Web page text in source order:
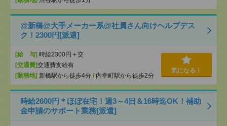
@新橋@大手メーカー系@社員さん向けヘルプデス
ク！2300円[派遣]
[給 与] 時給2300円＋交
[交通費]交通費支給有
[勤務地] 新橋駅から徒歩4分 / 内幸町駅から徒歩2分
気になる！
時給2600円＊ほぼ在宅！週3～4日＆16時迄OK！補助
金申請のサポート業務[派遣]